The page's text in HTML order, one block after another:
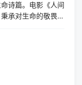
诗篇。电影《人间
承对生命的敬畏，
像，向电影中这些